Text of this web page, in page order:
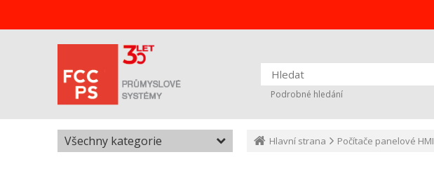
Podrobné hledání
Všechny kategorie Hlavní strana Počítače panelové HMI